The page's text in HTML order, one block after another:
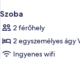
Szoba
2 férőhely
2 egyszemélyes ágy
Ingyenes wifi